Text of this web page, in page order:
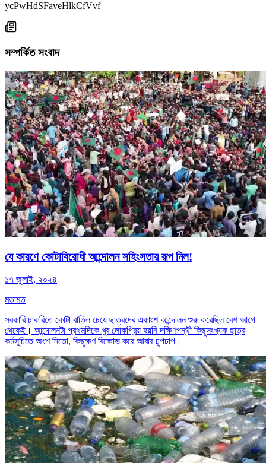
ycPwHdSFaveHlkCfVvf
সম্পর্কিত সংবাদ
যে কারণে কোটাবিরোধী আন্দোলন সহিংসতায় রূপ নিল!
১৭ জুলাই, ২০২৪
মতামত
সরকারি চাকরিতে কোটা বাতিল চেয়ে ছাত্রদের একাংশ আন্দোলন শুরু করেছিল বেশ আগে
থেকেই। আন্দোলনটা প্রথমদিকে খুব লোকপ্রিয় হয়নি দক্ষিণপন্থী কিছুসংখ্যক ছাত্র
কর্মসূচিতে অংশ নিতো, কিছুক্ষণ বিক্ষোভ করে আবার চুপচাপ।